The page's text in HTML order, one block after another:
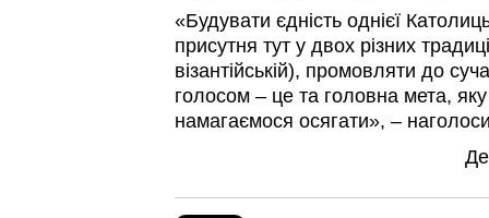
«Будувати єдність однієї
присутня тут у двох різних
візантійській), промовляти до
голосом – це та головна мета, яку
намагаємося осягати», –